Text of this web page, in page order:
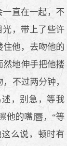
直在一起，不
光，带上了些许
住他，去吻他的
然地伸手把他搂
，不过两分钟，
，别急，等我
他的嘴
，“等
么说，顿时有